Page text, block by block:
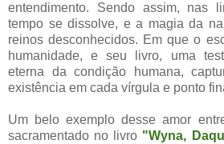
entendimento. Sendo assim, nas
tempo se dissolve, e a magia da
reinos desconhecidos. Em que o
humanidade, e seu livro, uma
eterna da condição humana,
existência em cada vírgula e ponto
Um belo exemplo desse amor
sacramentado no livro "Wyna,